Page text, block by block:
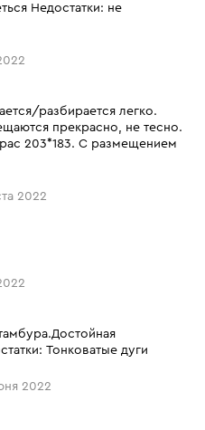
Недостатки: не
разбирается легко.
прекрасно, не тесно.
203*183. С размещением
2022
Тонковатые дуги
2022